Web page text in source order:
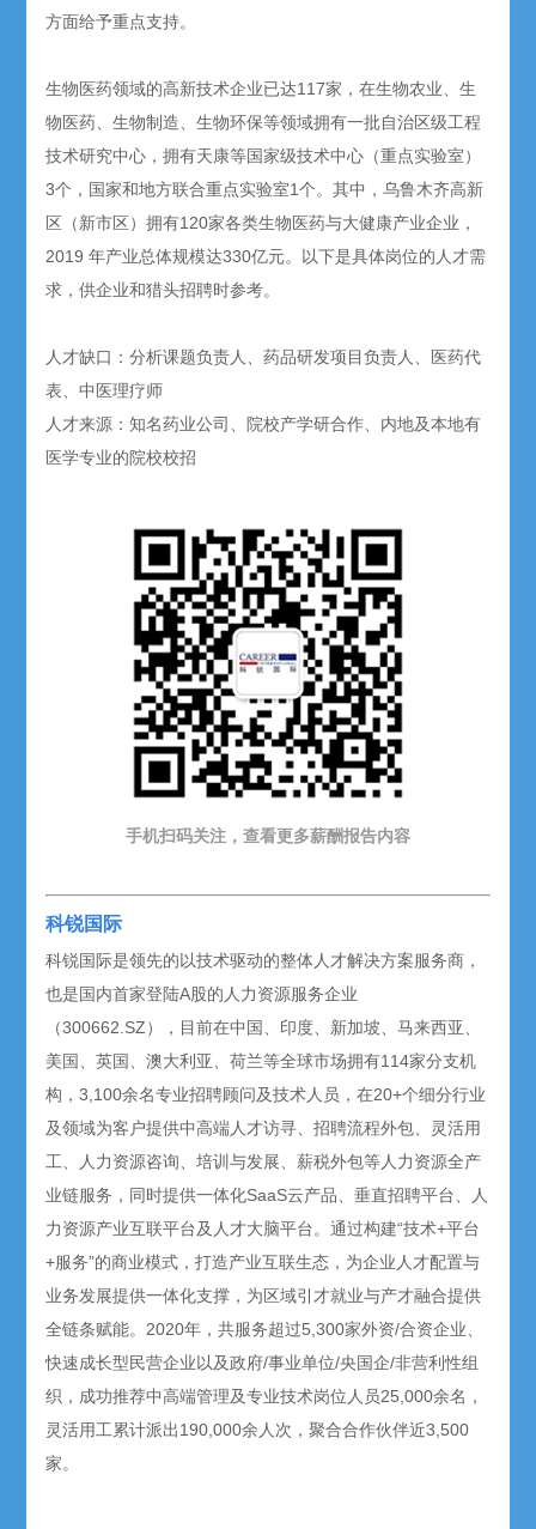
方面给予重点支持。
生物医药领域的高新技术企业已达117家，在生物农业、生
物医药、生物制造、生物环保等领域拥有一批自治区级工程
技术研究中心，拥有天康等国家级技术中心（重点实验室）
3个，国家和地方联合重点实验室1个。其中，乌鲁木齐高新
区（新市区）拥有120家各类生物医药与大健康产业企业，
2019 年产业总体规模达330亿元。以下是具体岗位的人才需
求，供企业和猎头招聘时参考。
人才缺口：分析课题负责人、药品研发项目负责人、医药代
表、中医理疗师
人才来源：知名药业公司、院校产学研合作、内地及本地有
医学专业的院校校招
手机扫码关注，查看更多薪酬报告内容
科锐国际
科锐国际是领先的以技术驱动的整体人才解决方案服务商，
也是国内首家登陆A股的人力资源服务企业
（300662.SZ），目前在中国、印度、新加坡、马来西亚、
美国、英国、澳大利亚、荷兰等全球市场拥有114家分支机
构，3,100余名专业招聘顾问及技术人员，在20+个细分行业
及领域为客户提供中高端人才访寻、招聘流程外包、灵活用
工、人力资源咨询、培训与发展、薪税外包等人力资源全产
业链服务，同时提供一体化SaaS云产品、垂直招聘平台、人
力资源产业互联平台及人才大脑平台。通过构建“技术+平台
+服务”的商业模式，打造产业互联生态，为企业人才配置与
业务发展提供一体化支撑，为区域引才就业与产才融合提供
全链条赋能。2020年，共服务超过5,300家外资/合资企业、
快速成长型民营企业以及政府/事业单位/央国企/非营利性组
织，成功推荐中高端管理及专业技术岗位人员25,000余名，
灵活用工累计派出190,000余人次，聚合合作伙伴近3,500
家。